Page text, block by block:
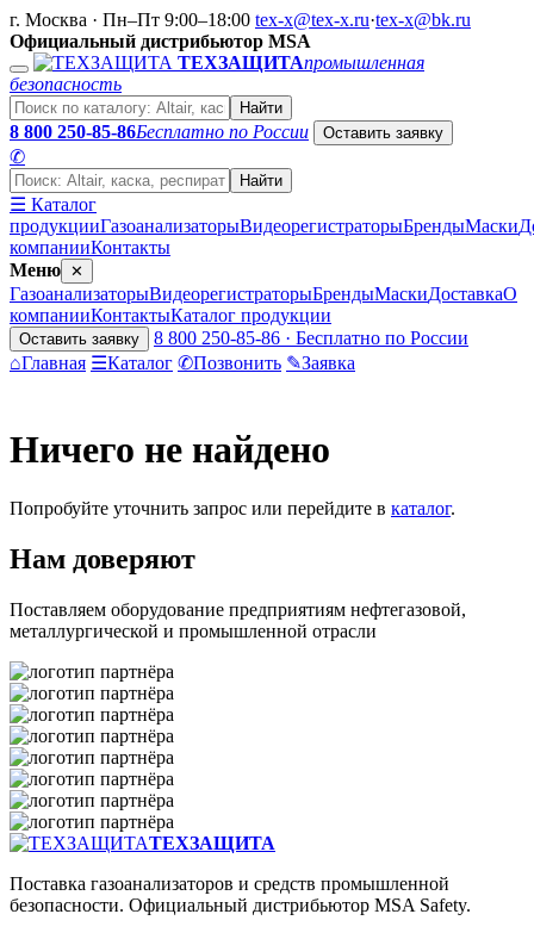
г. Москва · Пн–Пт 9:00–18:00 tex-x@tex-x.ru·tex-x@bk.ru
Официальный дистрибьютор MSA
ТЕХЗАЩИТАпромышленная
безопасность
Найти
8 800 250-85-86Бесплатно по России Оставить заявку
✆
Найти
☰ Каталог
продукцииГазоанализаторыВидеорегистраторыБрендыМаски
компанииКонтакты
Меню ✕
ГазоанализаторыВидеорегистраторыБрендыМаскиДоставкаО
компанииКонтактыКаталог продукции
Оставить заявку
8 800 250-85-86 · Бесплатно по России
⌂Главная ☰Каталог ✆Позвонить ✎Заявка
Ничего не найдено
Попробуйте уточнить запрос или перейдите в каталог.
Нам доверяют
Поставляем оборудование предприятиям нефтегазовой,
металлургической и промышленной отрасли
ТЕХЗАЩИТА
Поставка газоанализаторов и средств промышленной
безопасности. Официальный дистрибьютор MSA Safety.